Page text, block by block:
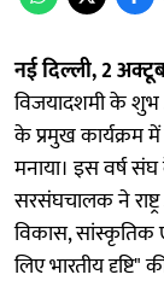
नई दिल्ली, 2
विजयादशमी के शुभ
के प्रमुख कार्यक्रम
मनाया। इस वर्ष
सरसंघचालक ने
विकास, सांस्कृतिक
लिए भारतीय